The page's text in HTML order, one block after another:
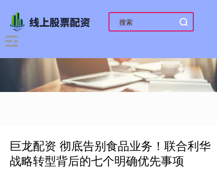
巨龙配资 彻底告别食品业务！联合利华
战略转型背后的七个明确优先事项